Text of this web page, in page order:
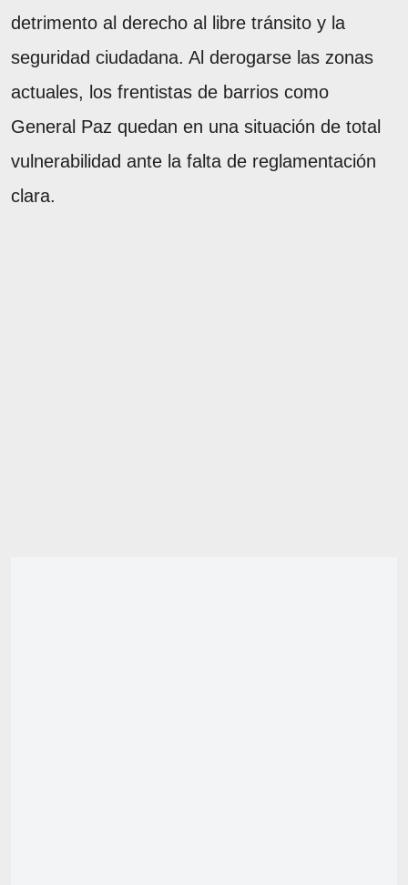
detrimento al derecho al libre tránsito y la
seguridad ciudadana. Al derogarse las zonas
actuales, los frentistas de barrios como
General Paz quedan en una situación de total
vulnerabilidad ante la falta de reglamentación
clara.